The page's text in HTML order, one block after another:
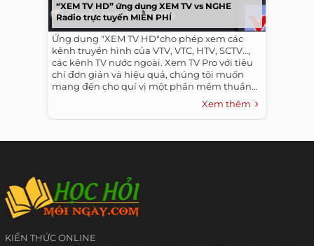
“XEM TV HD” ứng dụng XEM TV vs NGHE
Radio trực tuyến MIỄN PHÍ
Ứng dụng "XEM TV HD"cho phép xem các
kênh truyền hình của VTV, VTC, HTV, SCTV…,
các kênh TV nước ngoài. Xem TV Pro với tiêu
chí đơn giản và hiệu quả, chúng tôi muốn
mang đến cho quí vị một phần mềm thuần...
Xem thêm
KIẾN THỨC ONLINE